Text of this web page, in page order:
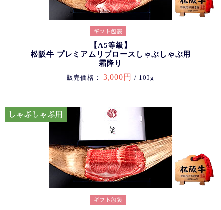
【A5等級】
松阪牛 プレミアムリブロースしゃぶしゃぶ用
霜降り
販売価格： 3,000円 / 100g